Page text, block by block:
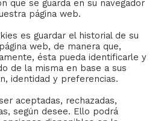
y Cofradías de la
Sevilla
de-sevilla.org
que se guarda en su navegador
página web.
es guardar el historial de su
web, de manera que,
ésta pueda identificarle y
de la misma en base a sus
identidad y preferencias.
aceptadas, rechazadas,
según desee. Ello podrá